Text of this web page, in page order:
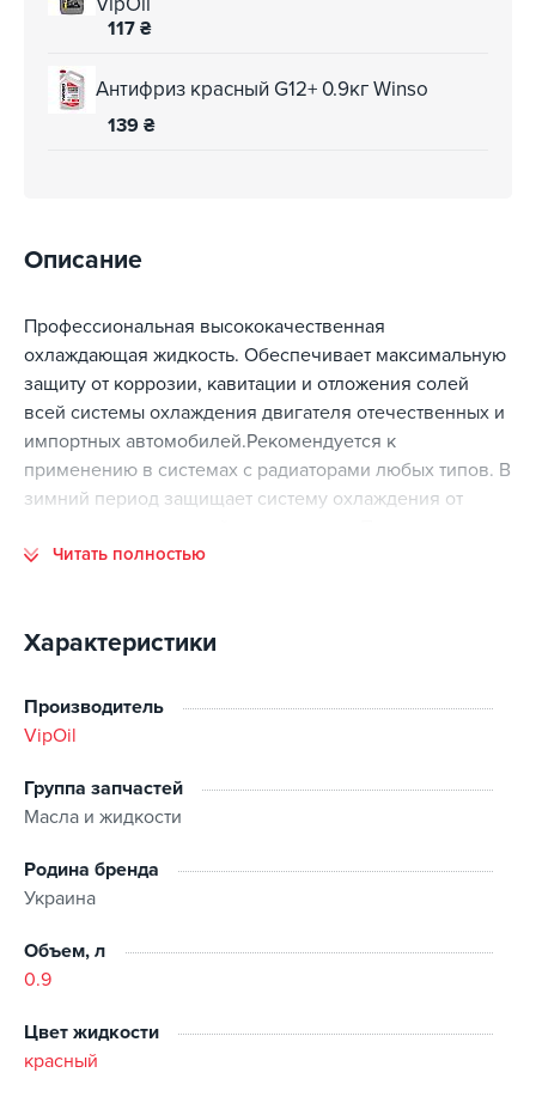
117 ₴
Антифриз красный G12+ 0.9кг Winso
139 ₴
Описание
Профессиональная высококачественная
охлаждающая жидкость. Обеспечивает максимальную
защиту от коррозии, кавитации и отложения солей
всей системы охлаждения двигателя отечественных и
импортных автомобилей.Рекомендуется к
применению в системах с радиаторами любых типов. В
зимний период защищает систему охлаждения от
при температуре до -24 ° С. Безопасна для изделий из
пластика. Не содержит аминов, фосфатов, силикатов и
Читать полностью
Характеристики
Производитель
VipOil
Группа запчастей
Масла и жидкости
Родина бренда
Украина
Объем, л
0.9
Цвет жидкости
красный